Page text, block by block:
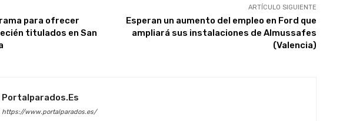
para ofrecer
titulados en San
ARTÍCULO SIGUIENTE
Esperan un aumento del empleo en Ford que
ampliará sus instalaciones de Almussafes
(Valencia)
Portalparados.es
https://www.portalparados.es/